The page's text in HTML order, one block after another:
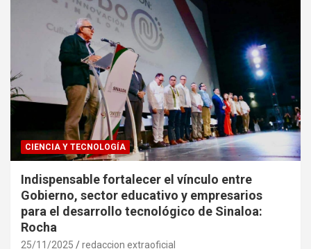
CIENCIA Y TECNOLOGÍA
Indispensable fortalecer el vínculo entre
Gobierno, sector educativo y empresarios
para el desarrollo tecnológico de Sinaloa:
Rocha
25/11/2025 redaccion extraoficial